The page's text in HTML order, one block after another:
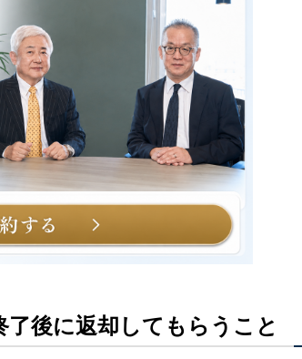
後に返却してもらうこと